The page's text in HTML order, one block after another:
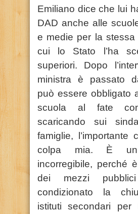
Emiliano dice che lui
DAD anche alle
e medie per la stessa
cui lo Stato l’ha
superiori. Dopo
ministra è passato
può essere obbligato
scuola al fate
scaricando sui
famiglie, l’importante
colpa mia. È un
incorregibile, perché
dei mezzi
condizionato la
istituti secondari per